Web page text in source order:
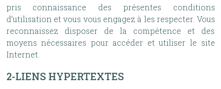
pris connaissance des présentes conditions
d’utilisation et vous vous engagez à les respecter. Vous
reconnaissez disposer de la compétence et des
moyens nécessaires pour accéder et utiliser le site
Internet.
2-LIENS HYPERTEXTES